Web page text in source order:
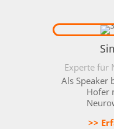
Experte für
Als Speaker
Hofer
>>